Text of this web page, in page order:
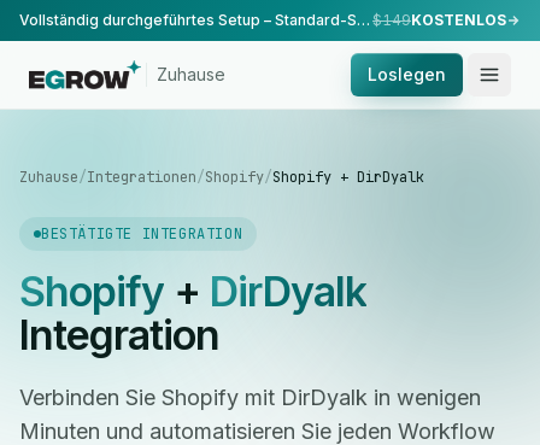
Vollständig durchgeführtes Setup – Standard-Setup, durchgeführt von unserem Team. $149KOSTENLOS
Zuhause Loslegen
Zuhause/Integrationen/Shopify/Shopify + DirDyalk
BESTÄTIGTE INTEGRATION
Shopify+ DirDyalk
Integration
Verbinden Sie Shopify mit DirDyalk in wenigen
Minuten und automatisieren Sie jeden Workflow